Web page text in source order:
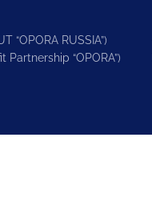
“OPORA RUSSIA”)
“OPORA”)